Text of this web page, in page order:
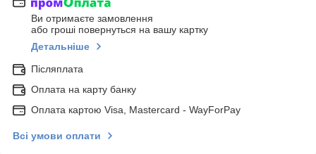
Ви отримаєте замовлення
або гроші повернуться на вашу картку
Детальніше
Післяплата
Оплата на карту банку
Оплата картою Visa, Mastercard - WayForPay
Всі умови оплати